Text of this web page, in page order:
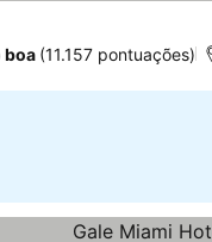
boa (11.157 pontuações)